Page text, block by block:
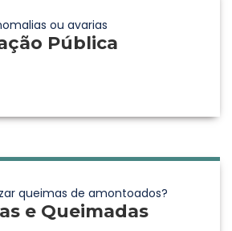
ou avarias
Pública
queimas de amontoados?
e Queimadas